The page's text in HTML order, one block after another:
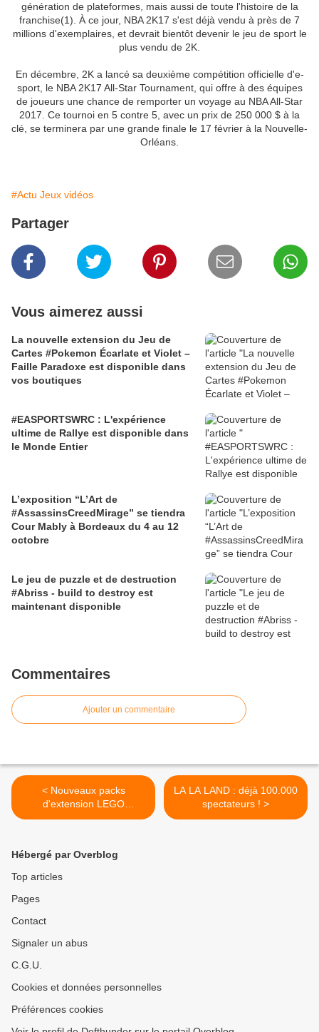
génération de plateformes, mais aussi de toute l'histoire de la
franchise(1). À ce jour, NBA 2K17 s'est déjà vendu à près de 7
millions d'exemplaires, et devrait bientôt devenir le jeu de sport le
plus vendu de 2K.
En décembre, 2K a lancé sa deuxième compétition officielle d'e-
sport, le NBA 2K17 All-Star Tournament, qui offre à des équipes
de joueurs une chance de remporter un voyage au NBA All-Star
2017. Ce tournoi en 5 contre 5, avec un prix de 250 000 $ à la
clé, se terminera par une grande finale le 17 février à la Nouvelle-
Orléans.
#Actu Jeux vidéos
Partager
Vous aimerez aussi
La nouvelle extension du Jeu de
Cartes #Pokemon Écarlate et Violet –
Faille Paradoxe est disponible dans
vos boutiques
#EASPORTSWRC : L'expérience
ultime de Rallye est disponible dans
le Monde Entier
L’exposition “L’Art de
#AssassinsCreedMirage” se tiendra
Cour Mably à Bordeaux du 4 au 12
octobre
Le jeu de puzzle et de destruction
#Abriss - build to destroy est
maintenant disponible
Commentaires
Ajouter un commentaire
< Nouveaux packs
d'extension LEGO
Dimensions inspirés de
LA LA LAND : déjà 100.000
spectateurs ! >
Hébergé par Overblog
Top articles
Pages
Contact
Signaler un abus
C.G.U.
Cookies et données personnelles
Préférences cookies